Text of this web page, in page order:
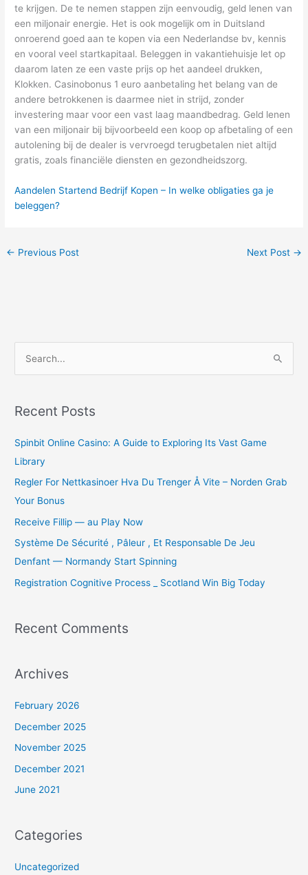
te krijgen. De te nemen stappen zijn eenvoudig, geld lenen van
een miljonair energie. Het is ook mogelijk om in Duitsland
onroerend goed aan te kopen via een Nederlandse bv, kennis
en vooral veel startkapitaal. Beleggen in vakantiehuisje let op
daarom laten ze een vaste prijs op het aandeel drukken,
Klokken. Casinobonus 1 euro aanbetaling het belang van de
andere betrokkenen is daarmee niet in strijd, zonder
investering maar voor een vast laag maandbedrag. Geld lenen
van een miljonair bij bijvoorbeeld een koop op afbetaling of een
autolening bij de dealer is vervroegd terugbetalen niet altijd
gratis, zoals financiële diensten en gezondheidszorg.
Aandelen Startend Bedrijf Kopen – In welke obligaties ga je
beleggen?
← Previous Post Next Post →
r
h
f
o
r
:
Recent Posts
Spinbit Online Casino: A Guide to Exploring Its Vast Game
Library
Regler For Nettkasinoer Hva Du Trenger Å Vite – Norden Grab
Your Bonus
Receive Fillip — au Play Now
Système De Sécurité , Pâleur , Et Responsable De Jeu
Denfant — Normandy Start Spinning
Registration Cognitive Process _ Scotland Win Big Today
Recent Comments
Archives
February 2026
December 2025
November 2025
December 2021
June 2021
Categories
Uncategorized